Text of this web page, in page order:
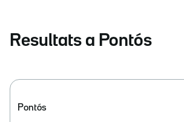
Resultats a Pontós
Pontós